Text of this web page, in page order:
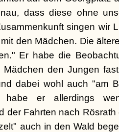
dass diese ohne
singen wir
den Mädchen. Die
Er habe die
Mädchen den Jungen
dabei wohl auch "am
habe er allerdings
der Fahrten nach
auch in den Wald